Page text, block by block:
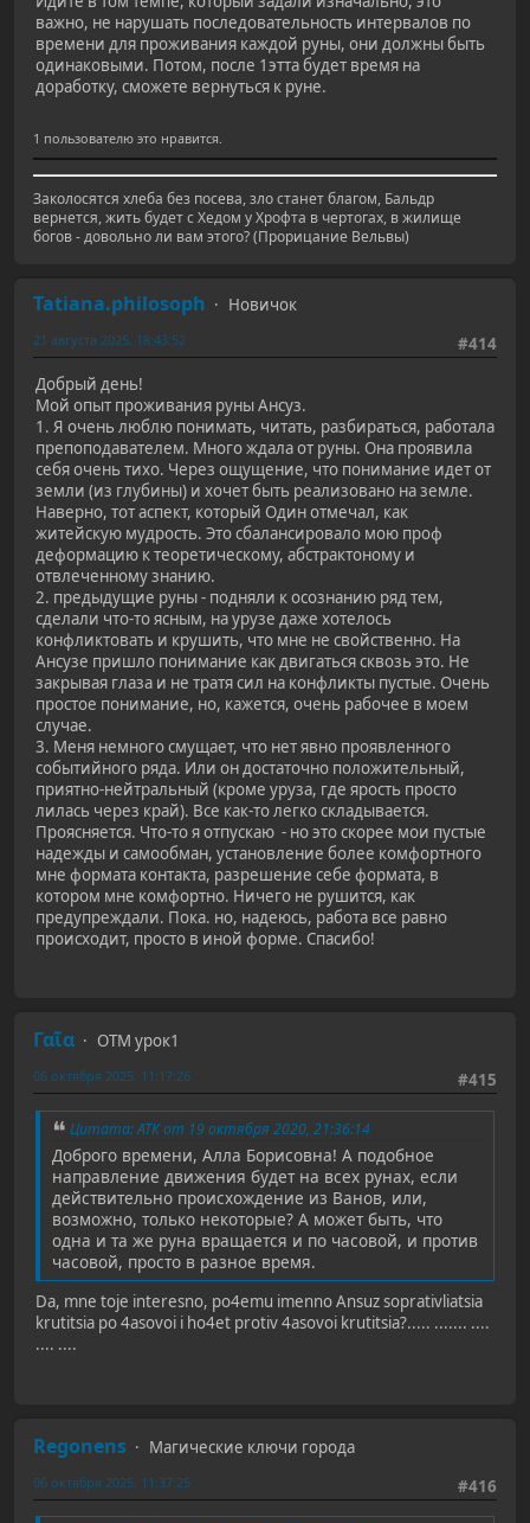
важно, не нарушать последовательность интервалов по
времени для проживания каждой руны, они должны быть
одинаковыми. Потом, после 1этта будет время на
доработку, сможете вернуться к руне.
1 пользователю это нравится.
Заколосятся хлеба без посева, зло станет благом, Бальдр
вернется, жить будет с Хедом у Хрофта в чертогах, в жилище
богов - довольно ли вам этого? (Прорицание Вельвы)
Tatiana.philosoph
Новичок
#414
21 августа 2025, 18:43:52
Добрый день!
Мой опыт проживания руны Ансуз.
1. Я очень люблю понимать, читать, разбираться, работала
препоподавателем. Много ждала от руны. Она проявила
себя очень тихо. Через ощущение, что понимание идет от
земли (из глубины) и хочет быть реализовано на земле.
Наверно, тот аспект, который Один отмечал, как
житейскую мудрость. Это сбалансировало мою проф
деформацию к теоретическому, абстрактоному и
отвлеченному знанию.
2. предыдущие руны - подняли к осознанию ряд тем,
сделали что-то ясным, на урузе даже хотелось
конфликтовать и крушить, что мне не свойственно. На
Ансузе пришло понимание как двигаться сквозь это. Не
закрывая глаза и не тратя сил на конфликты пустые. Очень
простое понимание, но, кажется, очень рабочее в моем
случае.
3. Меня немного смущает, что нет явно проявленного
событийного ряда. Или он достаточно положительный,
приятно-нейтральный (кроме уруза, где ярость просто
лилась через край). Все как-то легко складывается.
Проясняется. Что-то я отпускаю - но это скорее мои пустые
надежды и самообман, установление более комфортного
мне формата контакта, разрешение себе формата, в
котором мне комфортно. Ничего не рушится, как
предупреждали. Пока. но, надеюсь, работа все равно
происходит, просто в иной форме. Спасибо!
Γαῖα
ОТМ урок1
#415
06 октября 2025, 11:17:26
Цитата: АТК от 19 октября 2020, 21:36:14
Доброго времени, Алла Борисовна! А подобное
направление движения будет на всех рунах, если
действительно происхождение из Ванов, или,
возможно, только некоторые? А может быть, что
одна и та же руна вращается и по часовой, и против
часовой, просто в разное время.
Da, mne toje interesno, po4emu imenno Ansuz soprativliatsia
krutitsia po 4asovoi i ho4et protiv 4asovoi krutitsia?..... ....... ....
.... ....
Regonens
Магические ключи города
#416
06 октября 2025, 11:37:25